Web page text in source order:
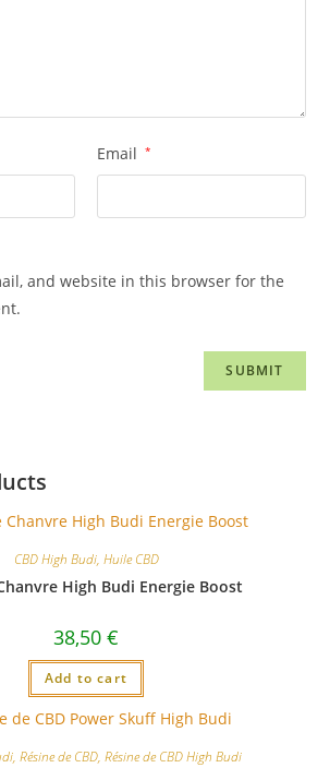
Email *
and website in this browser for the
CBD High Budi, Huile CBD
High Budi Energie Boost
38,50 €
Add to cart
, Résine de CBD, Résine de CBD High Budi